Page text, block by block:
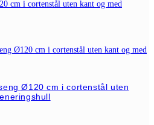
Ø120 cm i cortenstål uten